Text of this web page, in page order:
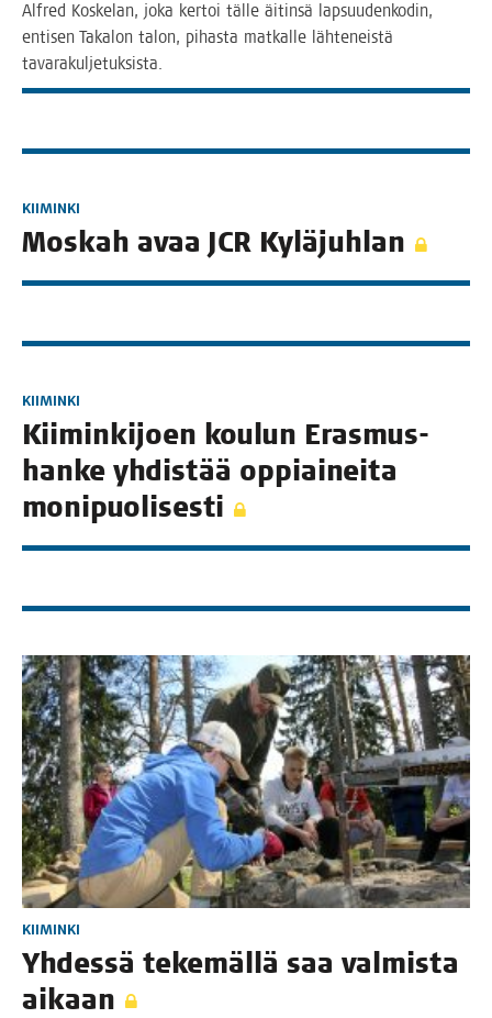
Alfred Kos­ke­lan, joka ker­toi täl­le äitin­sä lap­suu­den­ko­din,
enti­sen Taka­lon talon, pihas­ta mat­kal­le läh­te­neis­tä
tavarakuljetuksista.
KIIMINKI
Mos­kah avaa JCR Kyläjuhlan
KIIMINKI
Kii­min­ki­joen kou­lun Eras­mus-
han­ke yhdis­tää oppiai­nei­ta
monipuolisesti
KIIMINKI
Yhdes­sä teke­mäl­lä saa val­mis­ta
aikaan